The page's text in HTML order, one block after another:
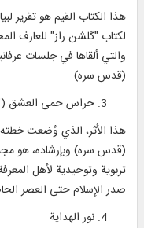
هذا الكتاب القيم هو تقرير
لكتاب "گلشن راز" للعارف
والتي ألقاها في جلسات
(قدس سره).
حراس حمى العشق
هذا الأثر، الذي وُضعت
تربوية وتوحيدية لأهل
صدر الإسلام حتى العصر
نور الهداية